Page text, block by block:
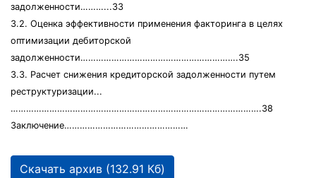
задолженности………...33
3.2. Оценка эффективности применения факторинга в целях
оптимизации дебиторской
задолженности…………………………………………………….35
3.3. Расчет снижения кредиторской задолженности путем
реструктуризации...
…………………………………………………………………………………….38
Заключение…………………………………………
Скачать архив (132.91 Кб)